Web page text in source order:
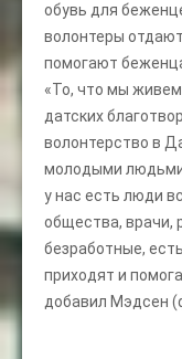
обувь для
волонтеры
помогают
«То, что мы
датских
волонтерство в
молодыми людьми
у нас есть люди
общества, врачи,
безработные,
приходят и
добавил Мэдсен